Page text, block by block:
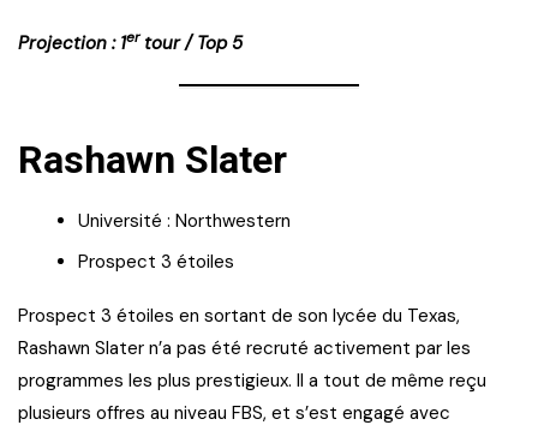
Projection : 1ertour / Top 5
Rashawn Slater
Université : Northwestern
Prospect 3 étoiles
Prospect 3 étoiles en sortant de son lycée du Texas,
Rashawn Slater n’a pas été recruté activement par les
programmes les plus prestigieux. Il a tout de même reçu
plusieurs offres au niveau FBS, et s’est engagé avec